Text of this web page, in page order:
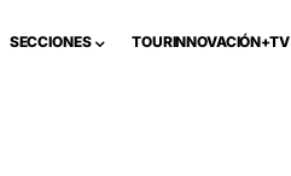
SECCIONES TOURINNOVACIÓN+TV